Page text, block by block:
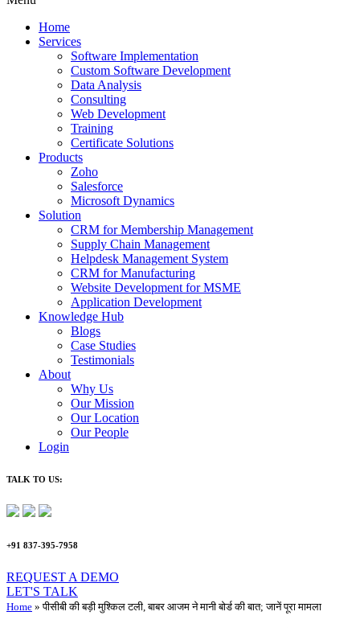
Home
Services
Software Implementation
Custom Software Development
Data Analysis
Consulting
Web Development
Training
Certificate Solutions
Products
Zoho
Salesforce
Microsoft Dynamics
Solution
CRM for Membership Management
Supply Chain Management
Helpdesk Management System
CRM for Manufacturing
Website Development for MSME
Application Development
Knowledge Hub
Blogs
Case Studies
Testimonials
About
Why Us
Our Mission
Our Location
Our People
Login
TALK TO US:
+91 837-395-7958
REQUEST A DEMO​
LET'S TALK
Home »पीसीबी की बड़ी मुश्किल टली, बाबर आजम ने मानी बोर्ड की बात; जानें पूरा मामला